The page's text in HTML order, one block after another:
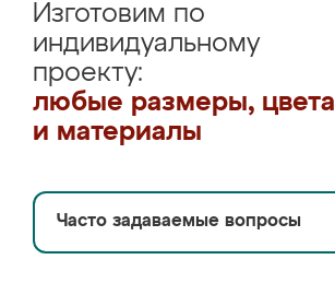
Изготовим по
индивидуальному
проекту:
любые размеры, цвета
и материалы
Часто задаваемые вопросы